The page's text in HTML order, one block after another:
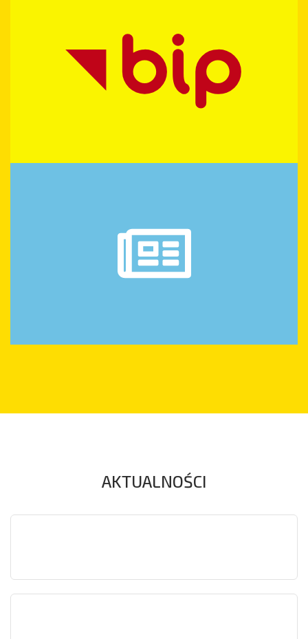
NOWOŚCI
ZANIM ZAMÓWISZ
AKTUALNOŚCI